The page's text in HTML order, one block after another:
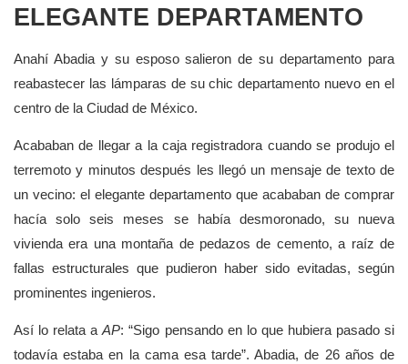
ELEGANTE DEPARTAMENTO
Anahí Abadia y su esposo salieron de su departamento para
reabastecer las lámparas de su chic departamento nuevo en el
centro de la Ciudad de México.
Acababan de llegar a la caja registradora cuando se produjo el
terremoto y minutos después les llegó un mensaje de texto de
un vecino: el elegante departamento que acababan de comprar
hacía solo seis meses se había desmoronado, su nueva
vivienda era una montaña de pedazos de cemento, a raíz de
fallas estructurales que pudieron haber sido evitadas, según
prominentes ingenieros.
Así lo relata aAP: “Sigo pensando en lo que hubiera pasado si
todavía estaba en la cama esa tarde”. Abadia, de 26 años de